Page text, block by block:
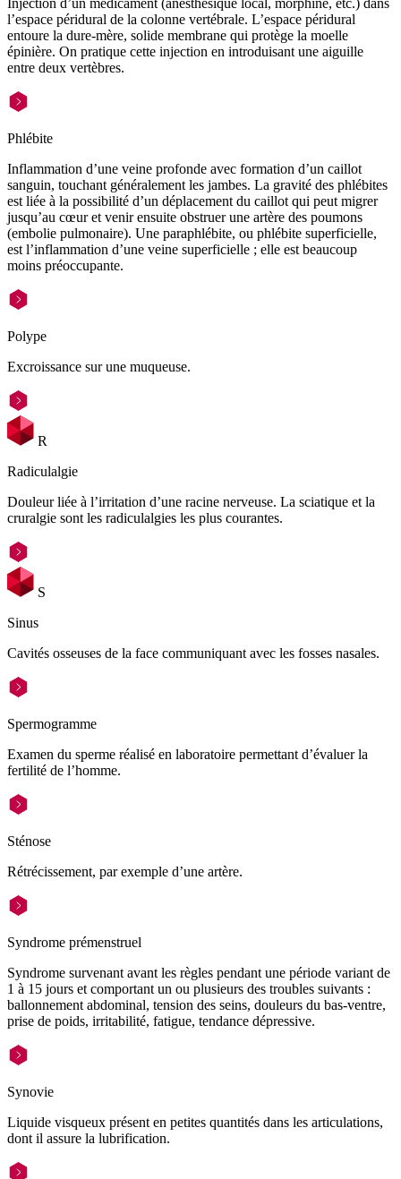
l’espace péridural de la colonne vertébrale. L’espace péridural
entoure la dure-mère, solide membrane qui protège la moelle
épinière. On pratique cette injection en introduisant une aiguille
entre deux vertèbres.
Phlébite
Inflammation d’une veine profonde avec formation d’un caillot
sanguin, touchant généralement les jambes. La gravité des phlébites
est liée à la possibilité d’un déplacement du caillot qui peut migrer
jusqu’au cœur et venir ensuite obstruer une artère des poumons
(embolie pulmonaire). Une paraphlébite, ou phlébite superficielle,
est l’inflammation d’une veine superficielle ; elle est beaucoup
moins préoccupante.
Polype
Excroissance sur une muqueuse.
R
Radiculalgie
Douleur liée à l’irritation d’une racine nerveuse. La sciatique et la
cruralgie sont les radiculalgies les plus courantes.
S
Sinus
Cavités osseuses de la face communiquant avec les fosses nasales.
Spermogramme
Examen du sperme réalisé en laboratoire permettant d’évaluer la
fertilité de l’homme.
Sténose
Rétrécissement, par exemple d’une artère.
Syndrome prémenstruel
Syndrome survenant avant les règles pendant une période variant de
1 à 15 jours et comportant un ou plusieurs des troubles suivants :
ballonnement abdominal, tension des seins, douleurs du bas-ventre,
prise de poids, irritabilité, fatigue, tendance dépressive.
Synovie
Liquide visqueux présent en petites quantités dans les articulations,
dont il assure la lubrification.